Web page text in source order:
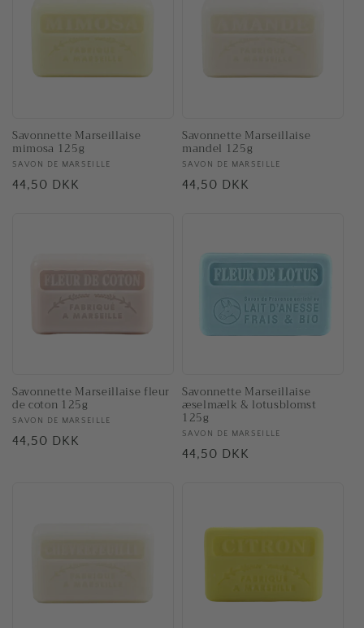
Savonnette Marseillaise
mimosa 125g
Forhandler:
SAVON DE MARSEILLE
Normalpris
44,50 DKK
Savonnette Marseillaise
mandel 125g
Forhandler:
SAVON DE MARSEILLE
Normalpris
44,50 DKK
Savonnette Marseillaise fleur
de coton 125g
Forhandler:
SAVON DE MARSEILLE
Normalpris
44,50 DKK
Savonnette Marseillaise
æselmælk & lotusblomst
125g
Forhandler:
SAVON DE MARSEILLE
Normalpris
44,50 DKK